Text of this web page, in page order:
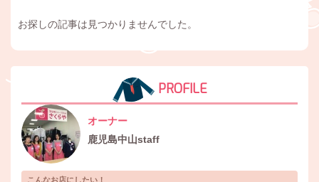
お探しの記事は見つかりませんでした。
PROFILE
オーナー
鹿児島中山staff
こんなお店にしたい！